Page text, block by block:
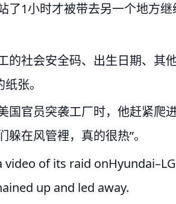
了1小时才被带去另一个地方
的社会安全码、出生日期、其
张。
国官员突袭工厂时，他赶紧爬
在风管裡，真的很热”。
video of its raid
up and led away.